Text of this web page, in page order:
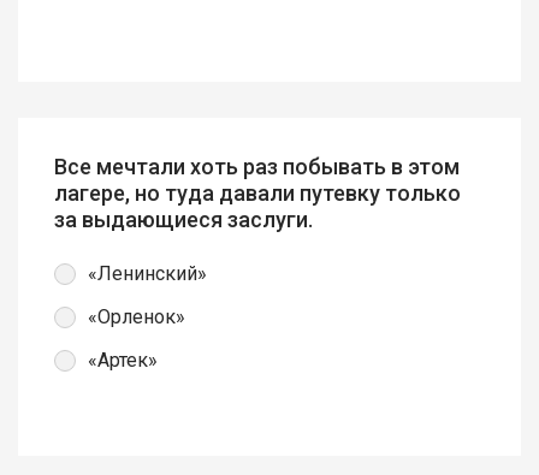
Все мечтали хоть раз побывать в этом
лагере, но туда давали путевку только
за выдающиеся заслуги.
«Ленинский»
«Орленок»
«Артек»